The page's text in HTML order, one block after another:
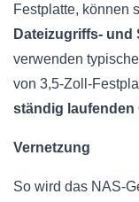
Festplatte, können
Dateizugriffs- und
verwenden
von 3,5-Zoll-
ständig laufenden
Vernetzung
So wird das NAS-